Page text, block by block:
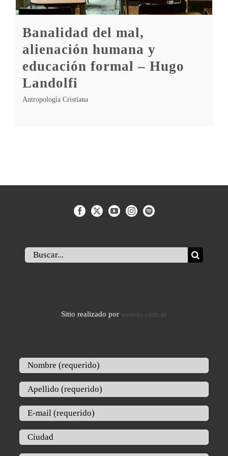
Banalidad del mal,
alienación humana y
educación formal – Hugo
Landolfi
Antropología Cristiana
Buscar:
Sitio realizado por wololo.com.ar